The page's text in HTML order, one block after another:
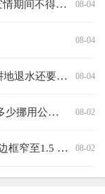
08-04
间不得涨价
08-04
08-04
还要一个月
08-02
款都有罪
08-02
至1.5 毫米